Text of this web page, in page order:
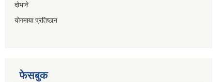
दोभाने
योगमाया प्रतिष्ठान
फेसबुक